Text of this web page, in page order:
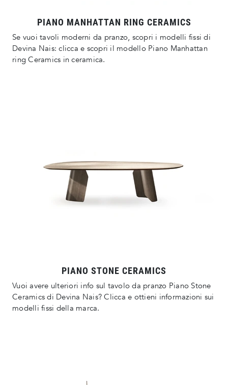
PIANO MANHATTAN RING CERAMICS
Se vuoi tavoli moderni da pranzo, scopri i modelli fissi di
Devina Nais: clicca e scopri il modello Piano Manhattan
ring Ceramics in ceramica.
PIANO STONE CERAMICS
Vuoi avere ulteriori info sul tavolo da pranzo Piano Stone
Ceramics di Devina Nais? Clicca e ottieni informazioni sui
modelli fissi della marca.